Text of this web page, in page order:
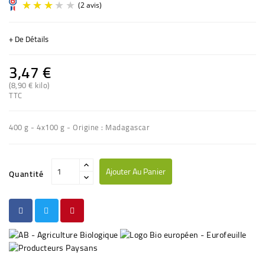
+ De Détails
3,47 €
(8,90 € kilo)
TTC
400 g - 4x100 g - Origine : Madagascar
Quantité Ajouter Au Panier